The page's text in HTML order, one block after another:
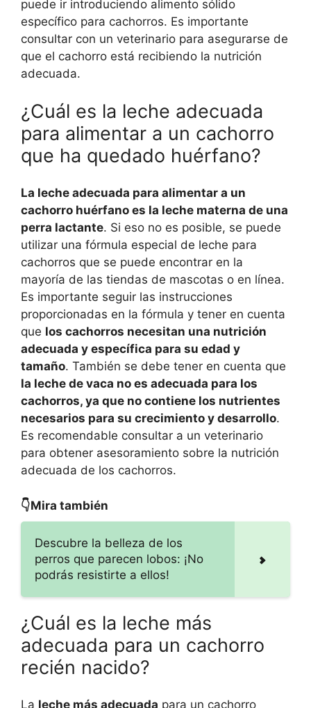
puede ir introduciendo alimento sólido
específico para cachorros. Es importante
consultar con un veterinario para asegurarse de
que el cachorro está recibiendo la nutrición
adecuada.
¿Cuál es la leche adecuada
para alimentar a un cachorro
que ha quedado huérfano?
La leche adecuada para alimentar a un
cachorro huérfano es la leche materna de una
perra lactante. Si eso no es posible, se puede
utilizar una fórmula especial de leche para
cachorros que se puede encontrar en la
mayoría de las tiendas de mascotas o en línea.
Es importante seguir las instrucciones
proporcionadas en la fórmula y tener en cuenta
que los cachorros necesitan una nutrición
adecuada y específica para su edad y
tamaño. También se debe tener en cuenta que
la leche de vaca no es adecuada para los
cachorros, ya que no contiene los nutrientes
necesarios para su crecimiento y desarrollo.
Es recomendable consultar a un veterinario
para obtener asesoramiento sobre la nutrición
adecuada de los cachorros.
👇Mira también
Descubre la belleza de los
perros que parecen lobos: ¡No
podrás resistirte a ellos!
¿Cuál es la leche más
adecuada para un cachorro
recién nacido?
La leche más adecuada para un cachorro